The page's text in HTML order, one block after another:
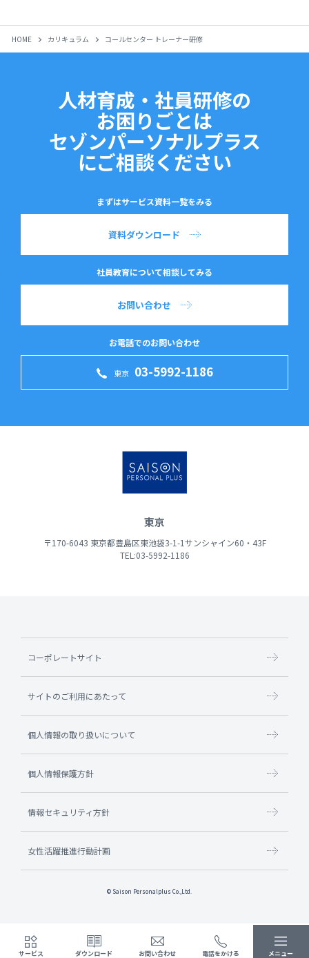
サービス ダウンロード お問い合わせ 電話をかける メニュー
HOME カリキュラム コールセンター トレーナー研修
人材育成・社員研修の
お困りごとは
セゾンパーソナルプラス
にご相談ください
まずはサービス資料一覧をみる
資料ダウンロード
社員教育について相談してみる
お問い合わせ
お電話でのお問い合わせ
東京 03-5992-1186
東京
〒170-6043 東京都豊島区東池袋3-1-1サンシャイン60・43F
TEL:03-5992-1186
コーポレートサイト
サイトのご利用にあたって
個人情報の取り扱いについて
個人情報保護方針
情報セキュリティ方針
女性活躍推進行動計画
© Saison Personalplus Co.,Ltd.